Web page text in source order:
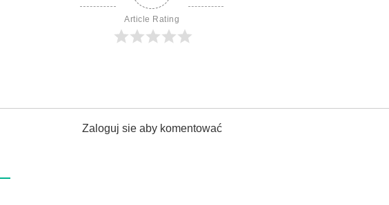
Article Rating
Zaloguj sie aby komentować